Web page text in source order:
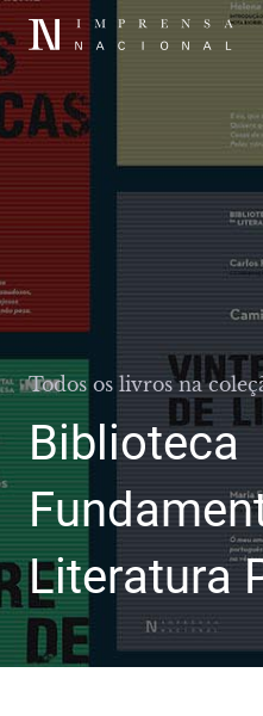
Todos os livros na
Biblioteca
Literatura